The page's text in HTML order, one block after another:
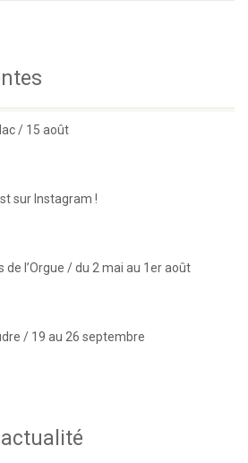
lac / 15 août
sur Instagram !
de l’Orgue / du 2 mai au 1er août
/ 19 au 26 septembre